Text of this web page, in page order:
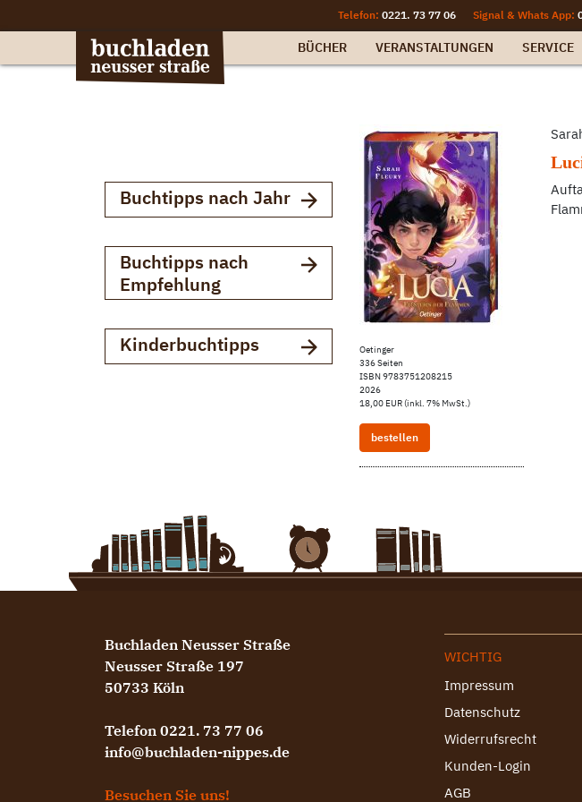
Telefon: 0221. 73 77 06 Signal & Whats App:
BÜCHER VERANSTALTUNGEN SERVICE
Buchtipps nach Jahr
Buchtipps nach
Empfehlung
Kinderbuchtipps
Oetinger
336 Seiten
ISBN 9783751208215
2026
18,00 EUR (inkl. 7% MwSt.)
bestellen
Buchladen Neusser Straße
Neusser Straße 197
50733 Köln
Telefon 0221. 73 77 06
info@buchladen-nippes.de
Besuchen Sie uns!
WICHTIG
Impressum
Datenschutz
Widerrufsrecht
Kunden-Login
AGB